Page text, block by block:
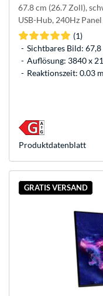
67.8 cm (26.7 Zoll),
USB-Hub, 240Hz Panel
(1)
Sichtbares Bild:
Auflösung: 3840 x
Reaktionszeit: 0.03
Produkt­datenblatt
GRATIS VERSAND